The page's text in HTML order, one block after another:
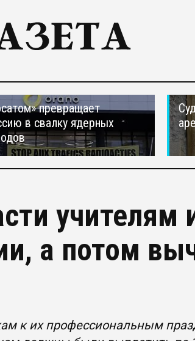
превращает
в свалку ядерных
учителям
а потом
к их профессиональным